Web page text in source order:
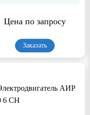
Цена по запросу
Заказать